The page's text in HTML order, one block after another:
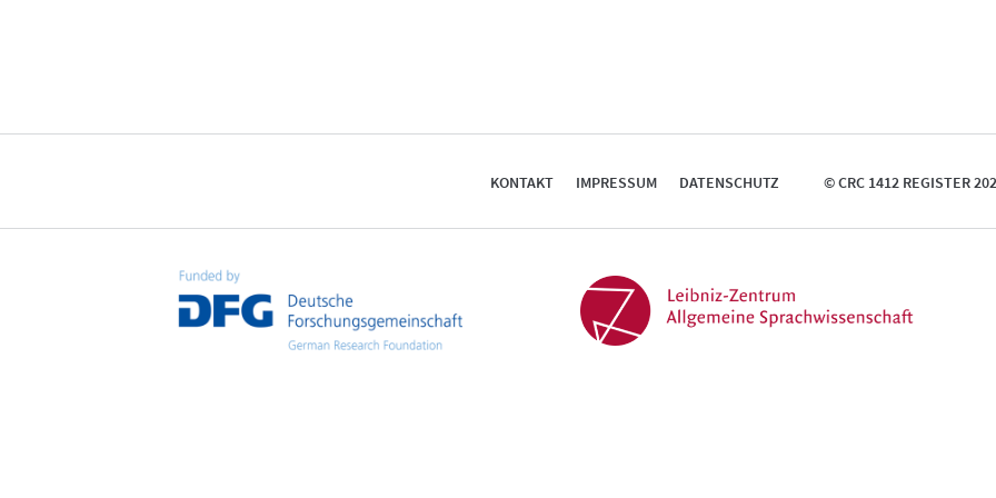
KONTAKT IMPRESSUM DATENSCHUTZ © CRC 1412 REGISTER